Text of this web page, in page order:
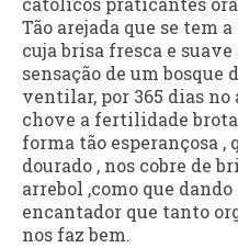
Tão arejada que se tem
cuja brisa fresca e suave
sensação de um bosque
ventilar, por 365 dias no
chove a fertilidade
forma tão esperançosa ,
dourado , nos cobre de
arrebol ,como que
encantador que tanto
nos faz bem.